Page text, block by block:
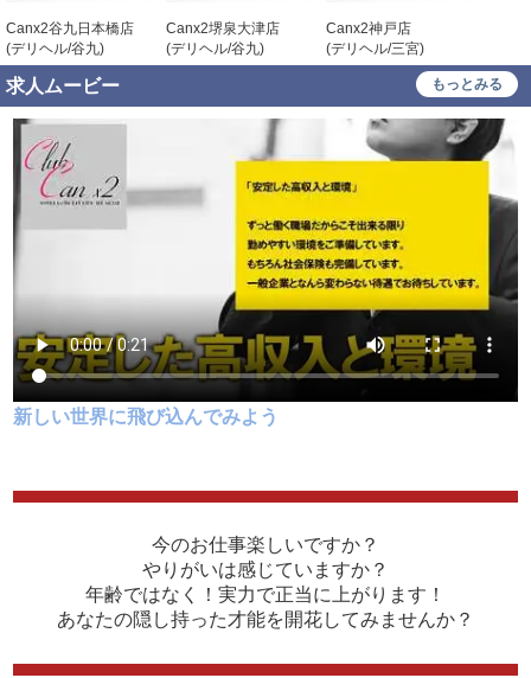
女性歓迎 女性活躍中
大学生歓迎 主婦・主夫歓迎
学歴不問
幹部候補
車･バイク通勤可 タトゥー可
道具･備品貸与
勤務地相談
WEB面接OK 在宅ワーク可
オフィス内分煙・禁煙 送迎車持込禁煙可
即日採用合否通達可 残業代支給
Canx2谷九日本橋店
(デリヘル/谷九)
Canx2堺泉大津店
(デリヘル/谷九)
Canx2神戸店
(デリヘル/三宮)
求人ムービー もっとみる
新しい世界に飛び込んでみよう
今のお仕事楽しいですか？
やりがいは感じていますか？
年齢ではなく！実力で正当に上がります！
あなたの隠し持った才能を開花してみませんか？